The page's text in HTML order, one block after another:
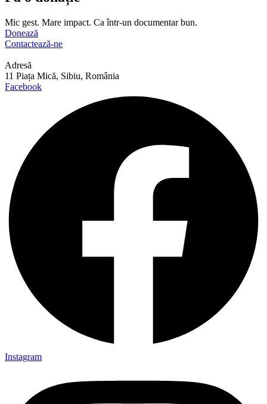
Mic gest. Mare impact. Ca într-un documentar bun.
Donează
Contactează-ne
Adresă
11 Piața Mică, Sibiu, România
Facebook
Instagram